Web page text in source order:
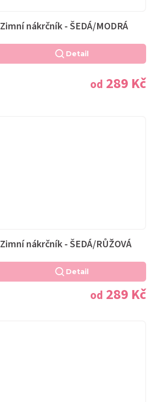
Zimní nákrčník - ŠEDÁ/MODRÁ
od 289 Kč
Detail
Zimní nákrčník - ŠEDÁ/RŮŽOVÁ
od 289 Kč
Detail